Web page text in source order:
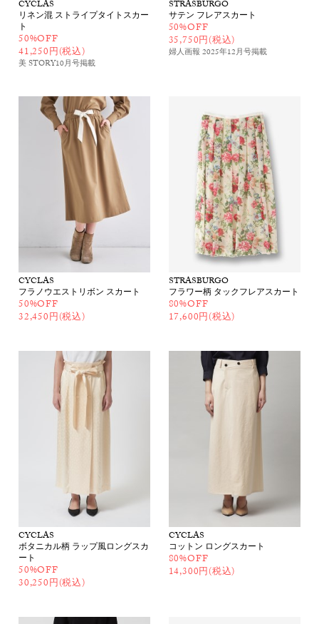
CYCLAS
リネン混 ストライプタイトスカー
ト
50%OFF
41,250円(税込)
美 STORY10月号掲載
STRASBURGO
サテン フレアスカート
50%OFF
35,750円(税込)
婦人画報 2025年12月号掲載
CYCLAS
フラノウエストリボン スカート
50%OFF
32,450円(税込)
STRASBURGO
フラワー柄 タックフレアスカート
80%OFF
17,600円(税込)
CYCLAS
ボタニカル柄 ラップ風ロングスカ
ート
50%OFF
30,250円(税込)
CYCLAS
コットン ロングスカート
80%OFF
14,300円(税込)